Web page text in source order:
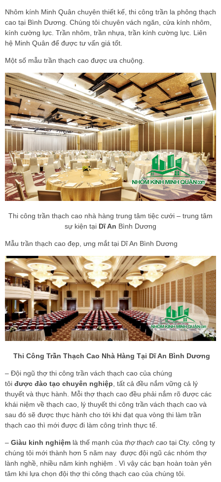
Nhôm kính Minh Quân chuyên thiết kế, thi công trần la phông thạch
cao tại Bình Dương. Chúng tôi chuyên vách ngăn, cửa kính nhôm,
kính cường lực. Trần nhôm, trần nhựa, trần kính cường lực. Liên
hệ Minh Quân để được tư vấn giá tốt.
Một số mẫu trần thạch cao được ưa chuộng.
Thi công trần thạch cao nhà hàng trung tâm tiệc cưới – trung tâm
sự kiện tại Dĩ An Bình Dương
Mẫu trần thạch cao đẹp, ưng mắt tại Dĩ An Bình Dương
Thi Công Trần Thạch Cao Nhà Hàng Tại Dĩ An Bình Dương
– Đội ngũ thợ thi công trần vách thạch cao của chúng
tôi được đào tạo chuyên nghiệp , tất cả đều nắm vững cả lý
thuyết và thực hành. Mỗi thợ thạch cao đều phải nắm rõ được các
khái niệm về thạch cao, lý thuyết thi công trần vách thạch cao và
sau đó sẽ được thực hành cho tới khi đạt qua vòng thi làm trần
thạch cao thì mới được đi làm công trình thực tế.
– Giàu kinh nghiệm là thế mạnh của thợ thạch cao tại Cty. công ty
chúng tôi mới thành hơn 5 năm nay được đội ngũ các nhóm thợ
lành nghề, nhiều năm kinh nghiệm . Vì vậy các bạn hoàn toàn yên
tâm khi lựa chọn đội thợ thi công thạch cao của chúng tôi.